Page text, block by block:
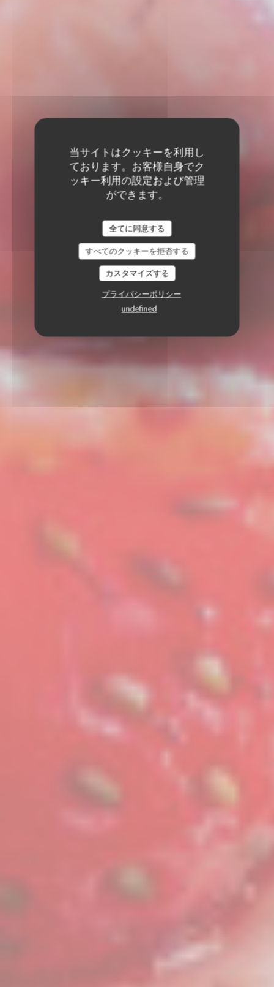
当サイトはクッキーを利用し
ております。お客様自身でク
ッキー利用の設定および管理
ができます。
全てに同意する
すべてのクッキーを拒否する
カスタマイズする
プライバシーポリシー
undefined